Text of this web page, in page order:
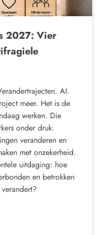
2027: Vier
AI.
meer. Het is de
werken. Die
onder druk.
veranderen en
met onzekerheid.
uitdaging: hoe
en betrokken